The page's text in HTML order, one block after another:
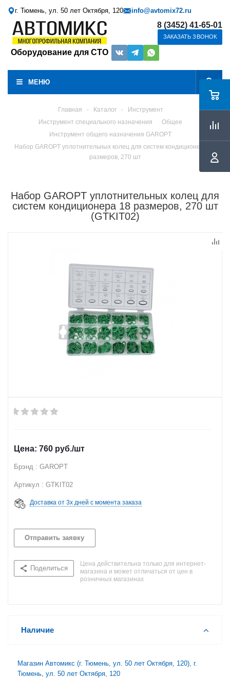
г. Тюмень, ул. 50 лет Октября, 120 info@avtomix72.ru
Оборудование для СТО
8 (3452) 41-65-01
ЗАКАЗАТЬ ЗВОНОК
МЕНЮ
Главная - Каталог -
Инструмент
Инструмент специального назначения
Общее
Инструмент общего назначения GAROPT
Набор GAROPT уплотнительных колец для систем кондиционера 18
размеров, 270 шт
Набор GAROPT уплотнительных колец для
систем кондиционера 18 размеров, 270 шт
(GTKIT02)
760 руб./шт
Брэнд : GAROPT
Артикул : GTKIT02
Доставка от 3х дней с момента заказа
Отправить заявку
Поделиться
Цена действительна только для интернет-
магазина и может отличаться от цен в
розничных магазинах
Наличие
Магазин Автомикс (г. Тюмень, ул. 50 лет Октября, 120), г.
Тюмень, ул. 50 лет Октября, 120